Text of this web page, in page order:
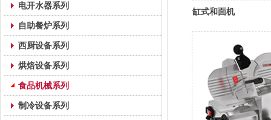
电开水器系列
自助餐炉系列
西厨设备系列
烘焙设备系列
食品机械系列
制冷设备系列
缸式和面机